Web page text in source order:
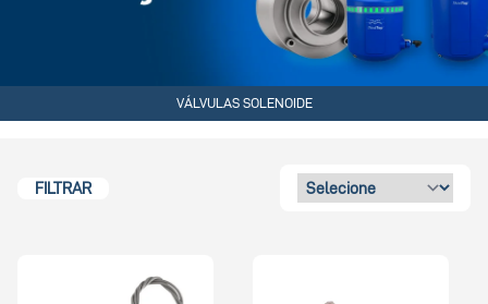
VÁLVULAS SOLENOIDE
FILTRAR